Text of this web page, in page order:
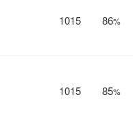
1015 86%
1015 85%